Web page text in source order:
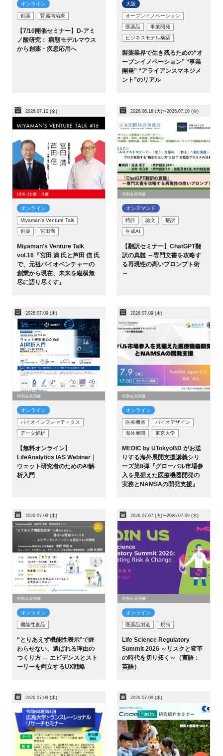
オンライン
創薬 腎臓病治療
【7/10開催セミナー】D-アミ
ノ酸研究： 病態モデルマウス
から創薬・疾患応用へ
大阪
オープンイノベーション
医薬品
事業開発
ビジネスモデル構築
製薬業界で生き残るための“オ
ープンイノベーション” “事業
開発” “アライアンスマネジメ
ント”のリアル
2026.07.10 (金)
LINK-J主催・共催
オンライン
Miyaman’s Venture Talk
創薬
宮田満
Miyaman's Venture Talk
vol.16『宮田 満 氏と芦田 信 氏
で、元祖バイオベンチャーの
創業から現在、未来を縦横無
尽に語り尽くす』
2026.06.16 (火)〜2026.07.10 (金)
特別会員開催
オンデマンド
特許 論文
翻訳
生成AI
【翻訳セミナー】ChatGPT翻
訳の真髄 ～専門文書を攻略す
る再現性の高いプロンプト術
～
2026.07.09 (木)
特別会員開催
オンライン
バイオインフォマティクス
データ解析
【無料オンライン】
LifeAnalytics IAS Webinar｜
ウェット研究者のためのAI解
析入門
2026.07.09 (木)
特別会員開催
オンライン
医療機器
バイオデザイン
海外展開
東京大学
MEDIC by UTokyoBD がお送
りする海外展開支援講義シリ
ーズ第8弾『グローバル市場参
入を見据えた医療機器開発の
実務とNAMSAの開発支援』
2026.07.09 (木)
特別会員開催
オンライン
機能性食品
“とりあえず機能性表示”で終
わらせない、選ばれる理由の
つくり方 ― エビデンスとスト
ーリーを両立するUX戦略
2026.07.07 (火)〜2026.07.09 (木)
特別会員開催
オンライン
医薬品製造 規制
Life Science Regulatory
Summit 2026 ～リスクと変革
の時代を切り拓く～（言語：
英語）
2026.07.09 (木) 2026.07.09 (木)